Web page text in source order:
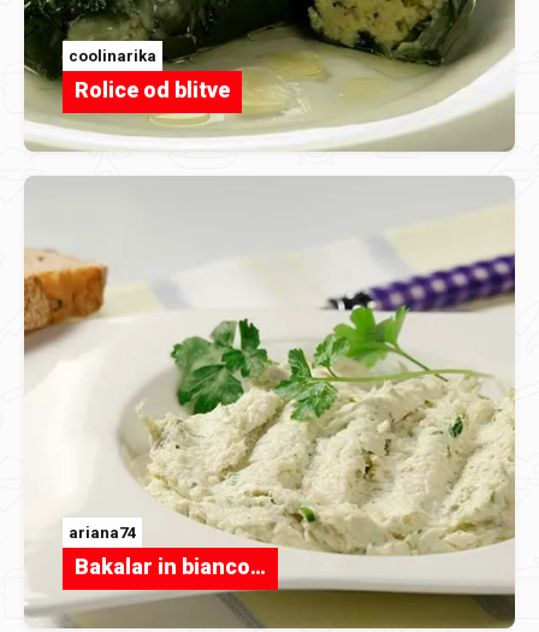
coolinarika
Rolice od blitve
ariana74
Bakalar in bianco…